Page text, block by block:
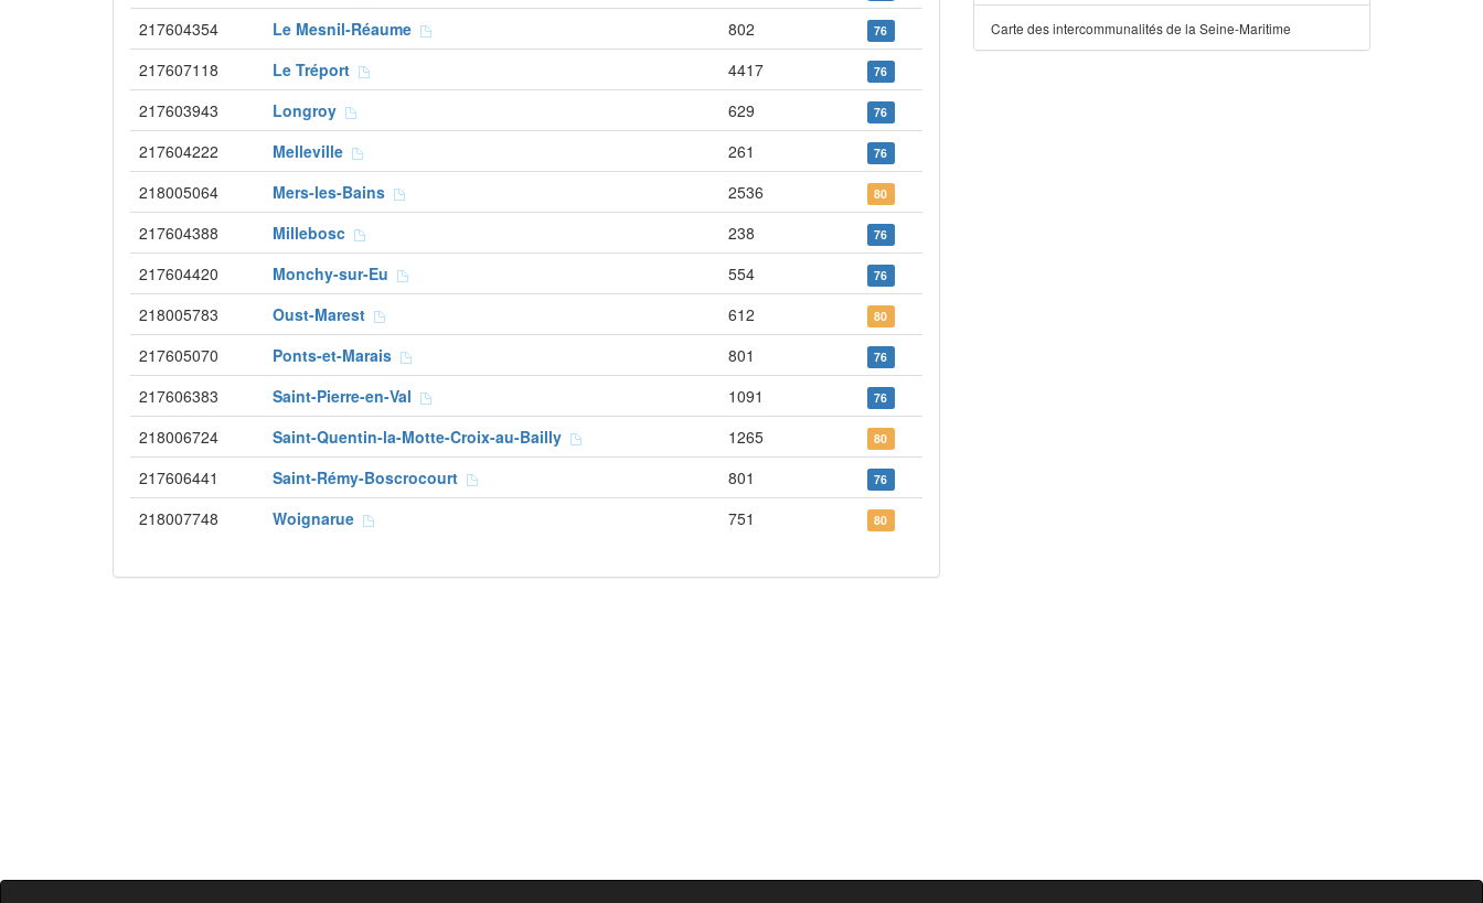
217604354 Le Mesnil-Réaume 802 76
217607118 Le Tréport 4417 76
217603943 Longroy 629 76
217604222 Melleville 261 76
218005064 Mers-les-Bains 2536 80
217604388 Millebosc 238 76
217604420 Monchy-sur-Eu 554 76
218005783 Oust-Marest 612 80
217605070 Ponts-et-Marais 801 76
217606383 Saint-Pierre-en-Val 1091 76
218006724 Saint-Quentin-la-Motte-Croix-au-Bailly 1265 80
217606441 Saint-Rémy-Boscrocourt 801 76
218007748 Woignarue 751 80
Carte des intercommunalités de la Seine-Maritime